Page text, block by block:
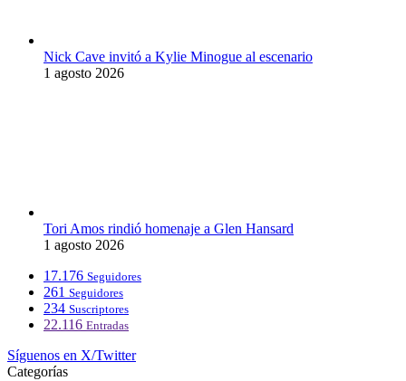
Nick Cave invitó a Kylie Minogue al escenario
1 agosto 2026
Tori Amos rindió homenaje a Glen Hansard
1 agosto 2026
17.176 Seguidores
261 Seguidores
234 Suscriptores
22.116 Entradas
Síguenos en X/Twitter
Categorías